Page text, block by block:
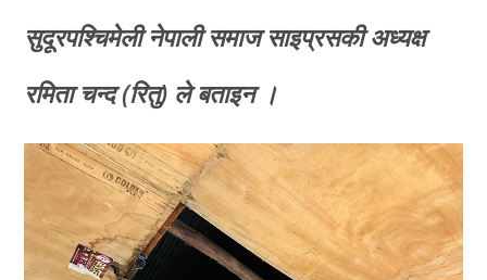
सुदूरपश्चिमेली नेपाली समाज साइप्रसकी अध्यक्ष
रमिता चन्द (रितु) ले बताइन ।